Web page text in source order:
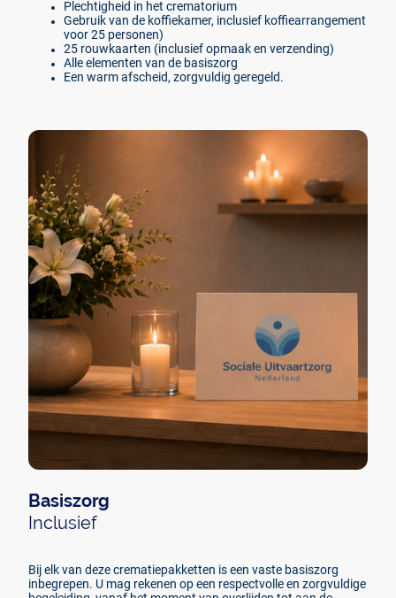
Plechtigheid in het crematorium
Gebruik van de koffiekamer, inclusief koffiearrangement
voor 25 personen)
25 rouwkaarten (inclusief opmaak en verzending)
Alle elementen van de basiszorg
Een warm afscheid, zorgvuldig geregeld.
Basiszorg
Inclusief
Bij elk van deze crematiepakketten is een vaste basiszorg
inbegrepen. U mag rekenen op een respectvolle en zorgvuldige